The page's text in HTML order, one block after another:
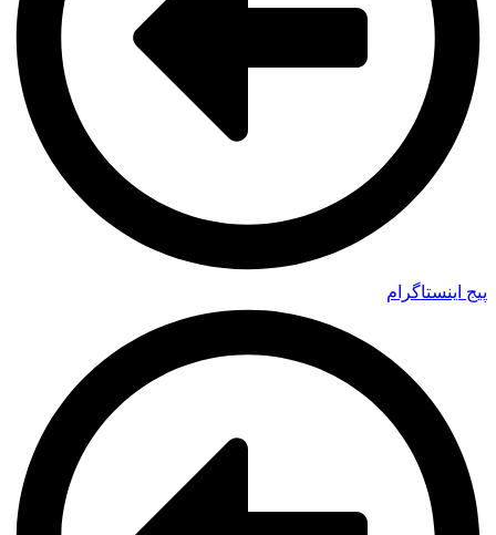
پیج اینستاگرام